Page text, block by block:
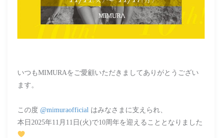
いつもMIMURAをご愛顧いただきましてありがとうござい
ます。
この度 @mimuraofficial はみなさまに支えられ、
本日2025年11月11日(火)で10周年を迎えることとなりました